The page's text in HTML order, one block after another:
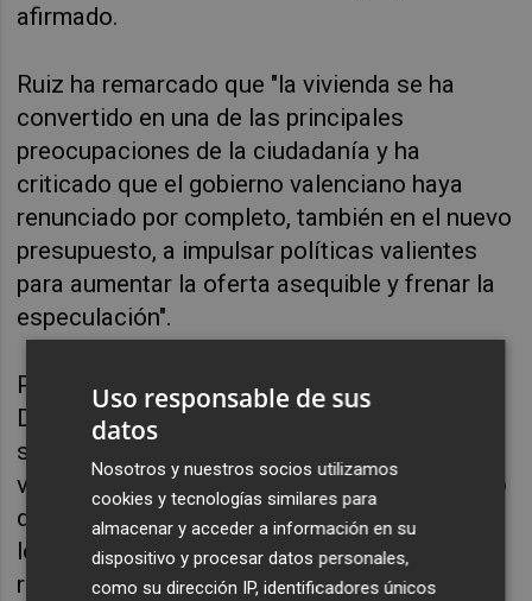
afirmado.
Ruiz ha remarcado que "la vivienda se ha
convertido en una de las principales
preocupaciones de la ciudadanía y ha
criticado que el gobierno valenciano haya
renunciado por completo, también en el nuevo
presupuesto, a impulsar políticas valientes
para aumentar la oferta asequible y frenar la
especulación".
Por su parte, el portavoz de Compromís en la
Diputación de Castelló,
señalado que "la presión del alquiler
vacacional, que incrementa aún más el precio
de la vivienda y que ha subido un 8% según
los últimos estudios, no hace más que
ratificar la emergencia habitacional que viven
Uso responsable de sus
datos
Nosotros y nuestros socios utilizamos
cookies y tecnologías similares para
almacenar y acceder a información en su
dispositivo y procesar datos personales,
como su dirección IP, identificadores únicos